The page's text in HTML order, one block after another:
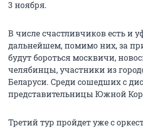
3 ноября.
В числе счастливчиков есть и
дальнейшем, помимо них, за
будут бороться москвичи,
челябинцы, участники из
Беларуси. Среди сошедших с
представительницы Южной
Третий тур пройдет уже с